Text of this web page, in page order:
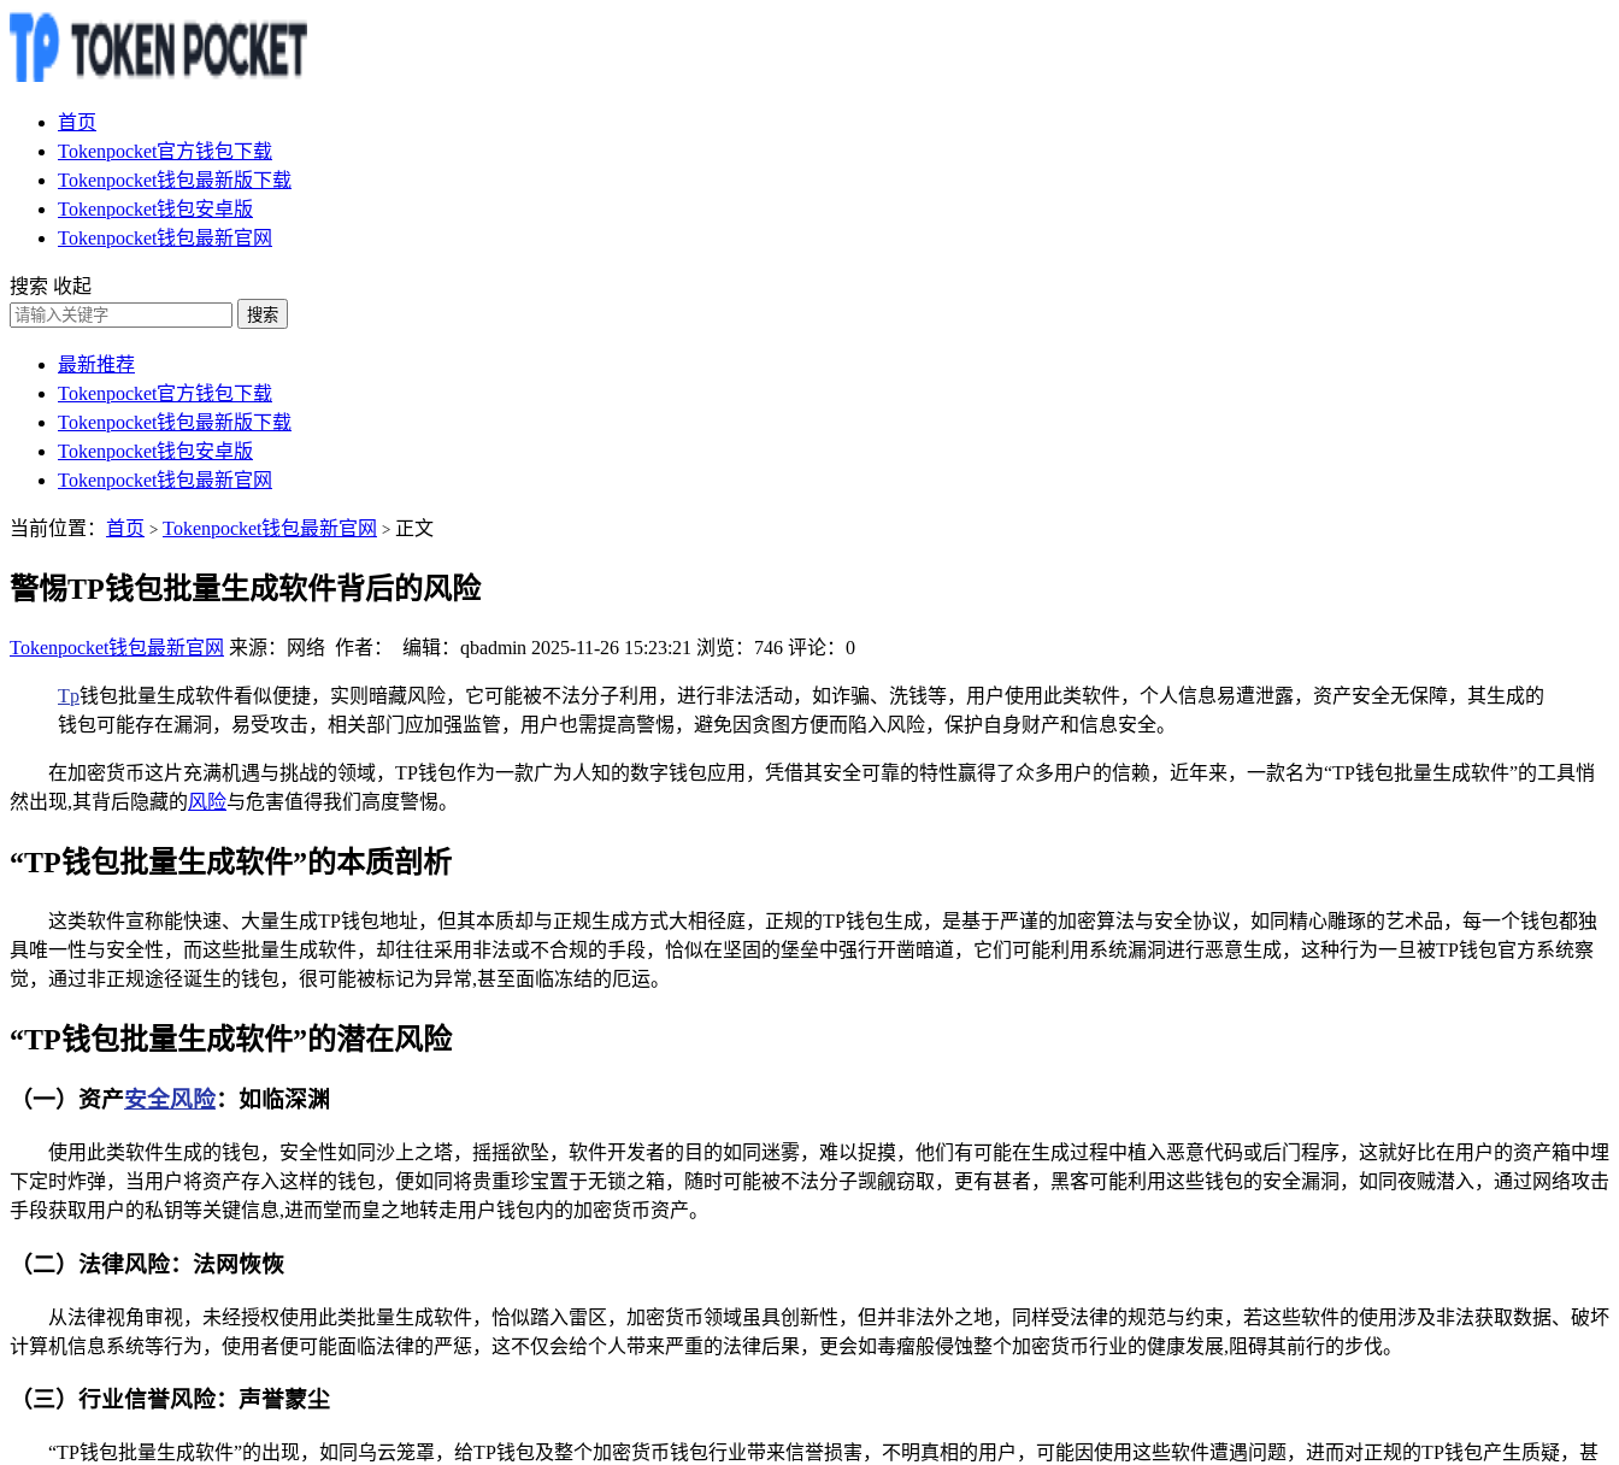
首页
Tokenpocket官方钱包下载
Tokenpocket钱包最新版下载
Tokenpocket钱包安卓版
Tokenpocket钱包最新官网
搜索 收起
搜索
最新推荐
Tokenpocket官方钱包下载
Tokenpocket钱包最新版下载
Tokenpocket钱包安卓版
Tokenpocket钱包最新官网
当前位置： 首页 > Tokenpocket钱包最新官网 > 正文
警惕TP钱包批量生成软件背后的风险
Tokenpocket钱包最新官网 来源：网络 作者： 编辑：qbadmin 2025-11-26 15:23:21 浏览：746 评论：0
Tp钱包批量生成软件看似便捷，实则暗藏风险，它可能被不法分子利用，进行非法活动，如诈骗、洗钱等，用户使用此类软件，个人信息易遭泄露，资产安全无保障，其生成的
钱包可能存在漏洞，易受攻击，相关部门应加强监管，用户也需提高警惕，避免因贪图方便而陷入风险，保护自身财产和信息安全。
在加密货币这片充满机遇与挑战的领域，TP钱包作为一款广为人知的数字钱包应用，凭借其安全可靠的特性赢得了众多用户的信赖，近年来，一款名为“TP钱包批量生成软件”的工具悄
然出现,其背后隐藏的风险与危害值得我们高度警惕。
“TP钱包批量生成软件”的本质剖析
这类软件宣称能快速、大量生成TP钱包地址，但其本质却与正规生成方式大相径庭，正规的TP钱包生成，是基于严谨的加密算法与安全协议，如同精心雕琢的艺术品，每一个钱包都独
具唯一性与安全性，而这些批量生成软件，却往往采用非法或不合规的手段，恰似在坚固的堡垒中强行开凿暗道，它们可能利用系统漏洞进行恶意生成，这种行为一旦被TP钱包官方系统察
觉，通过非正规途径诞生的钱包，很可能被标记为异常,甚至面临冻结的厄运。
“TP钱包批量生成软件”的潜在风险
（一）资产安全风险：如临深渊
使用此类软件生成的钱包，安全性如同沙上之塔，摇摇欲坠，软件开发者的目的如同迷雾，难以捉摸，他们有可能在生成过程中植入恶意代码或后门程序，这就好比在用户的资产箱中埋
下定时炸弹，当用户将资产存入这样的钱包，便如同将贵重珍宝置于无锁之箱，随时可能被不法分子觊觎窃取，更有甚者，黑客可能利用这些钱包的安全漏洞，如同夜贼潜入，通过网络攻击
手段获取用户的私钥等关键信息,进而堂而皇之地转走用户钱包内的加密货币资产。
（二）法律风险：法网恢恢
从法律视角审视，未经授权使用此类批量生成软件，恰似踏入雷区，加密货币领域虽具创新性，但并非法外之地，同样受法律的规范与约束，若这些软件的使用涉及非法获取数据、破坏
计算机信息系统等行为，使用者便可能面临法律的严惩，这不仅会给个人带来严重的法律后果，更会如毒瘤般侵蚀整个加密货币行业的健康发展,阻碍其前行的步伐。
（三）行业信誉风险：声誉蒙尘
“TP钱包批量生成软件”的出现，如同乌云笼罩，给TP钱包及整个加密货币钱包行业带来信誉损害，不明真相的用户，可能因使用这些软件遭遇问题，进而对正规的TP钱包产生质疑，甚